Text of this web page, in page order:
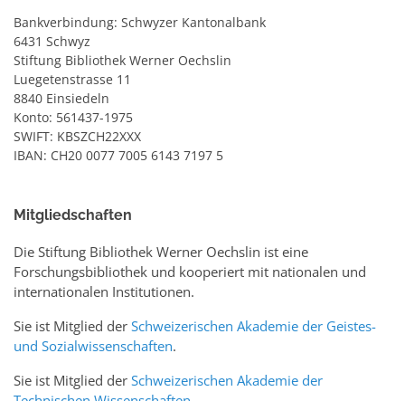
Bankverbindung: Schwyzer Kantonalbank
6431 Schwyz
Stiftung Bibliothek Werner Oechslin
Luegetenstrasse 11
8840 Einsiedeln
Konto: 561437-1975
SWIFT: KBSZCH22XXX
IBAN: CH20 0077 7005 6143 7197 5
Mitgliedschaften
Die Stiftung Bibliothek Werner Oechslin ist eine
Forschungsbibliothek und kooperiert mit nationalen und
internationalen Institutionen.
Sie ist Mitglied der Schweizerischen Akademie der Geistes-
und Sozialwissenschaften.
Sie ist Mitglied der Schweizerischen Akademie der